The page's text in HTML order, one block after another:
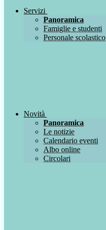
Servizi
Panoramica
Famiglie e studenti
Personale scolastico
Novità
Panoramica
Le notizie
Calendario eventi
Albo online
Circolari